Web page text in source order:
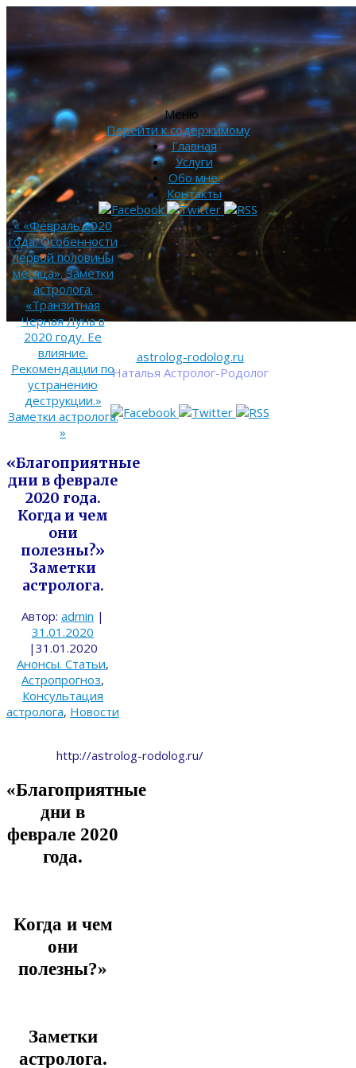
astrolog-rodolog.ru
Наталья Астролог-Родолог
Меню
Перейти к содержимому
Главная
Услуги
Обо мне.
Контакты
««Февраль 2020
года. Особенности
первой половины
месяца». Заметки
астролога.
«Транзитная
Черная Луна в
2020 году. Ее
влияние.
Рекомендации по
устранению
деструкции.»
Заметки астролога.
»
«Благоприятные
дни в феврале
2020 года.
Когда и чем
они
полезны?»
Заметки
астролога.
Автор: admin |
31.01.2020
| 31.01.2020
Анонсы. Статьи,
Астропрогноз,
Консультация
астролога, Новости
http://astrolog-rodolog.ru/
«Благоприятные
дни в
феврале 2020
года.
Когда и чем
они
полезны?»
Заметки
астролога.